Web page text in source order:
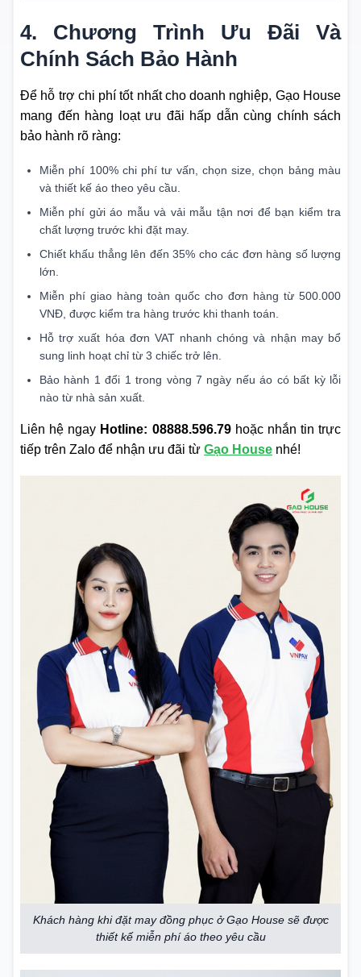
4. Chương Trình Ưu Đãi Và
Chính Sách Bảo Hành
Để hỗ trợ chi phí tốt nhất cho doanh nghiệp, Gạo House
mang đến hàng loạt ưu đãi hấp dẫn cùng chính sách
bảo hành rõ ràng:
Miễn phí 100% chi phí tư vấn, chọn size, chọn bảng màu
và thiết kế áo theo yêu cầu.
Miễn phí gửi áo mẫu và vải mẫu tận nơi để bạn kiểm tra
chất lượng trước khi đặt may.
Chiết khấu thẳng lên đến 35% cho các đơn hàng số lượng
lớn.
Miễn phí giao hàng toàn quốc cho đơn hàng từ 500.000
VNĐ, được kiểm tra hàng trước khi thanh toán.
Hỗ trợ xuất hóa đơn VAT nhanh chóng và nhận may bổ
sung linh hoạt chỉ từ 3 chiếc trở lên.
Bảo hành 1 đổi 1 trong vòng 7 ngày nếu áo có bất kỳ lỗi
nào từ nhà sản xuất.
Liên hệ ngay Hotline: 08888.596.79hoặc nhắn tin trực
tiếp trên Zalo để nhận ưu đãi từ Gạo House nhé!
Khách hàng khi đặt may đồng phục ở Gạo House sẽ được
thiết kế miễn phí áo theo yêu cầu